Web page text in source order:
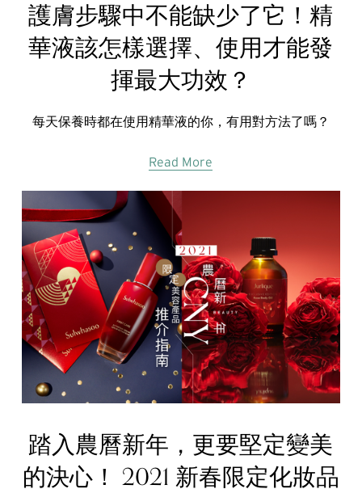
護膚步驟中不能缺少了它！精
華液該怎樣選擇、使用才能發
揮最大功效？
每天保養時都在使用精華液的你，有用對方法了嗎？
Read More
踏入農曆新年，更要堅定變美
的決心！ 2021 新春限定化妝品